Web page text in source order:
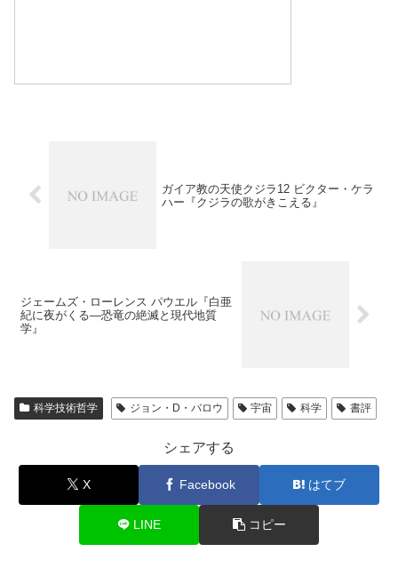
ガイア教の天使クジラ12 ビクター・ケラ
ハー『クジラの歌がきこえる』
ジェームズ・ローレンス パウエル『白亜
紀に夜がくる―恐竜の絶滅と現代地質
学』
科学技術哲学 ジョン・D・バロウ 宇宙 科学 書評
シェアする
X Facebook はてブ
LINE コピー